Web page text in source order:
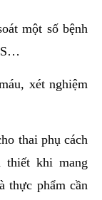
một số bệnh
xét nghiệm
thai phụ cách
thiết khi mang
thực phẩm cần